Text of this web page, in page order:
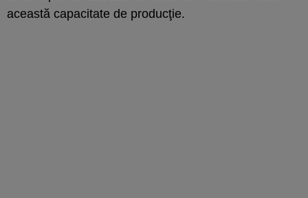
această capacitate de producţie.